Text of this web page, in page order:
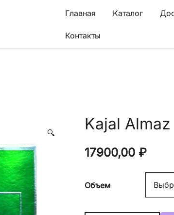
Главная Каталог
Контакты
🔍 Kajal Almaz
17900,00 ₽
Объем